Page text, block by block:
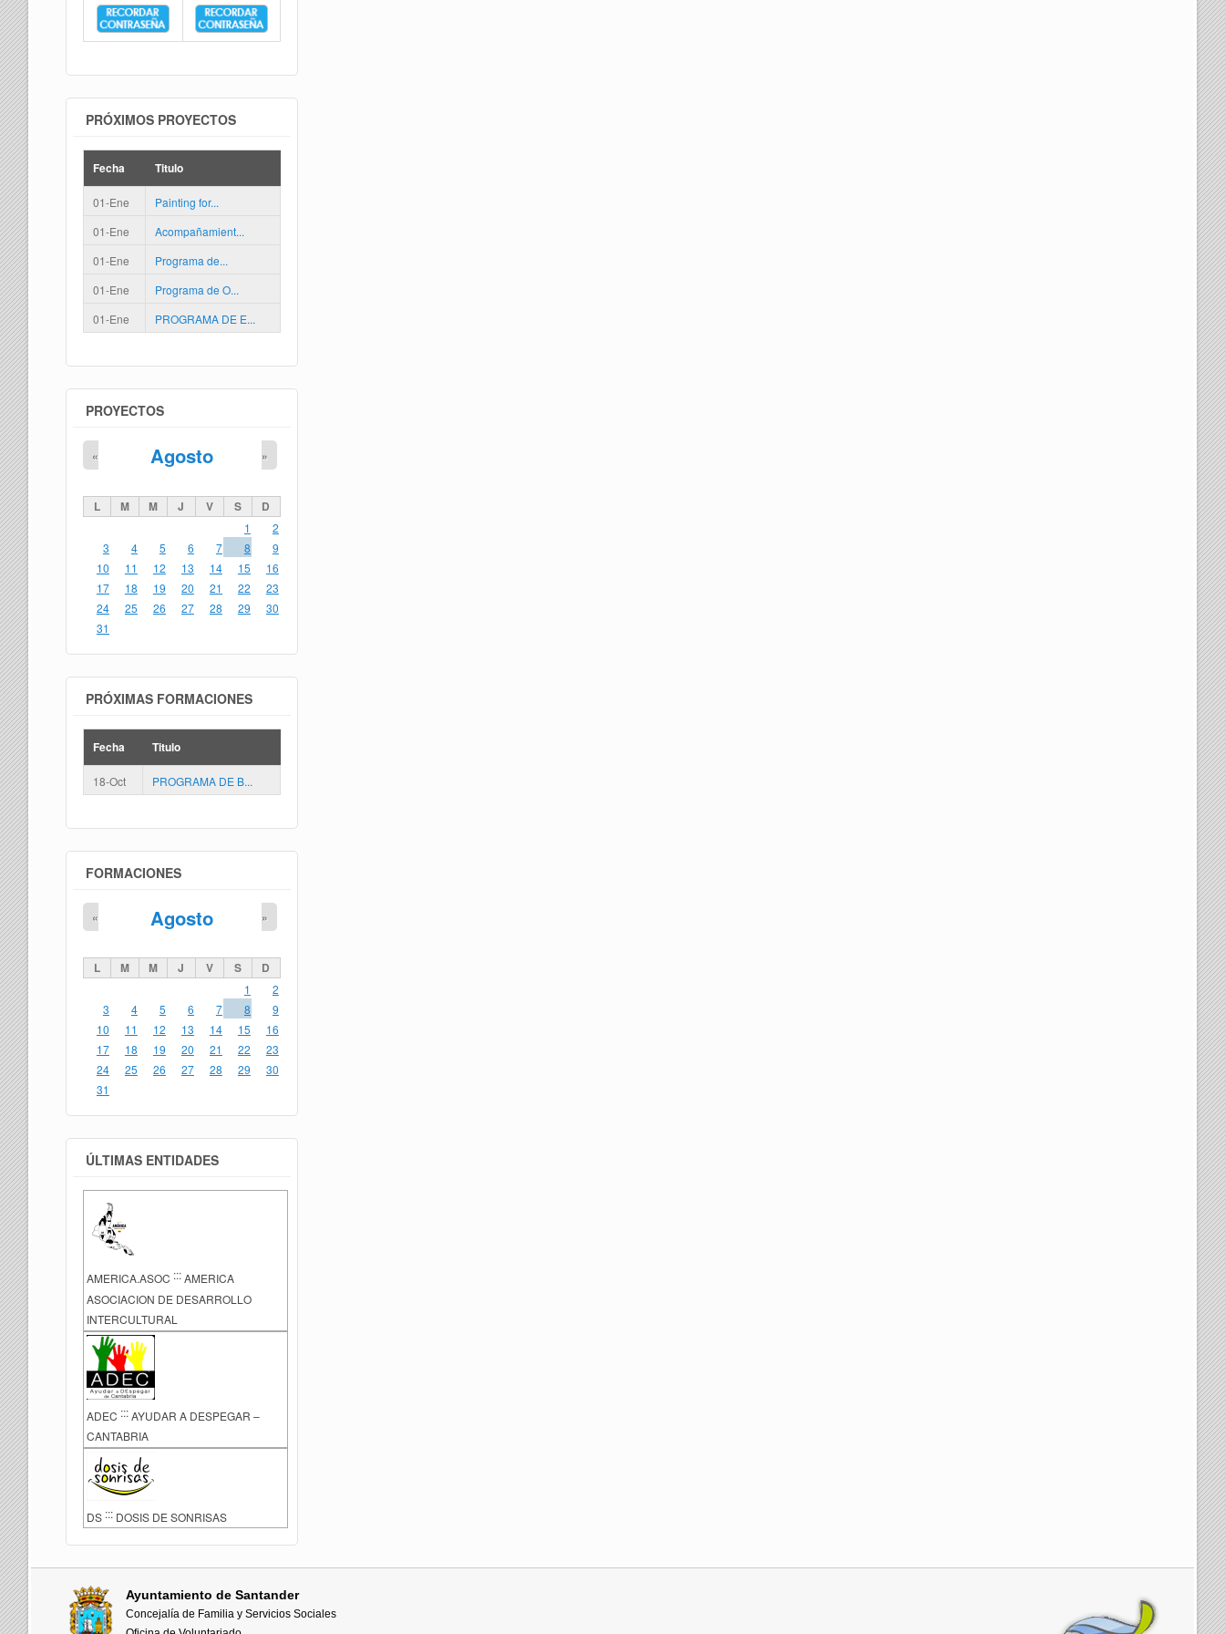
PRÓXIMOS PROYECTOS
Fecha Titulo
01-Ene
Painting for...
01-Ene
Acompañamient...
01-Ene
Programa de...
01-Ene
Programa de O...
01-Ene
PROGRAMA DE E...
PROYECTOS
Agosto
« »
L M M J V S D
1
2
3
4 5 6 7 8
9
10
11 12 13 14 15
16
17
18 19 20 21 22
23
24
25 26 27 28 29
30
31
PRÓXIMAS FORMACIONES
Fecha Titulo
18-Oct PROGRAMA DE B...
FORMACIONES
Agosto
« »
L M M J V S D
1
2
3
4 5 6 7 8
9
10
11 12 13 14 15
16
17
18 19 20 21 22
23
24
25 26 27 28 29
30
31
ÚLTIMAS ENTIDADES
AMERICA.ASOC :::AMERICA
ASOCIACION DE DESARROLLO
INTERCULTURAL
ADEC ::: AYUDAR A DESPEGAR –
CANTABRIA
DS ::: DOSIS DE SONRISAS
Ayuntamiento de Santander
Concejalía de Familia y Servicios Sociales